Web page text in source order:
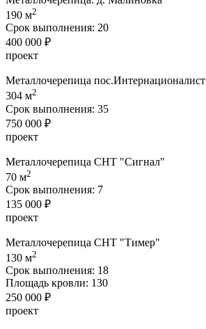
190 м2
Срок выполнения: 20
400 000 ₽
проект
Металлочерепица пос.Интернационалист
304 м2
Срок выполнения: 35
750 000 ₽
проект
Металлочерепица СНТ "Сигнал"
70 м2
Срок выполнения: 7
135 000 ₽
проект
Металлочерепица СНТ "Тимер"
130 м2
Срок выполнения: 18
Площадь кровли: 130
250 000 ₽
проект